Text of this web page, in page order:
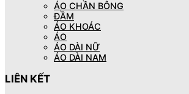
ÁO CHẦN BÔNG
ĐẦM
ÁO KHOÁC
ÁO
ÁO DÀI NỮ
ÁO DÀI NAM
LIÊN KẾT